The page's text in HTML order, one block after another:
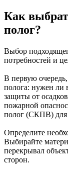
Как
полог?
Выбор
потребностей и
В первую
полога: нужен ли
защиты от
пожарной
полог (СКПВ) для
Определите
Выбирайте
перекрывал
сторон.